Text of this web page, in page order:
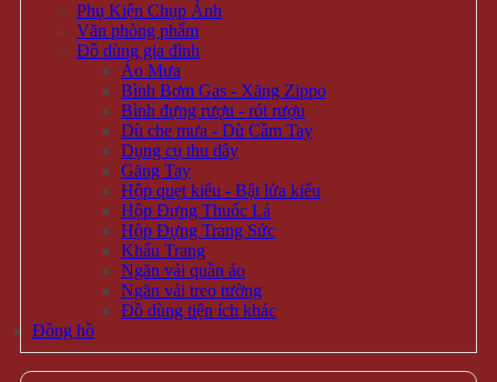
Phụ Kiện Chụp Ảnh
Văn phòng phẩm
Đồ dùng gia đình
Áo Mưa
Bình Bơm Gas - Xăng Zippo
Bình đựng rượu - rót rượu
Dù che mưa - Dù Cầm Tay
Dụng cụ thu dây
Găng Tay
Hộp quẹt kiểu - Bật lửa kiểu
Hộp Đựng Thuốc Lá
Hộp Đựng Trang Sức
Khẩu Trang
Ngăn vải quần áo
Ngăn vải treo tường
Đồ dùng tiện ích khác
Đồng hồ